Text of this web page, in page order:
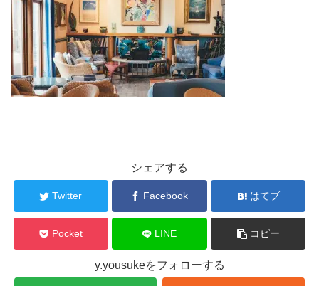
シェアする
Twitter Facebook はてブ
Pocket LINE コピー
y.yousukeをフォローする